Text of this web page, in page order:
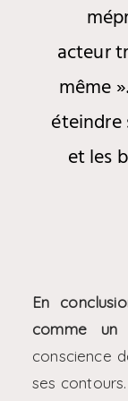
acteur
même
éteindre
et les
En
comme un
conscience
ses